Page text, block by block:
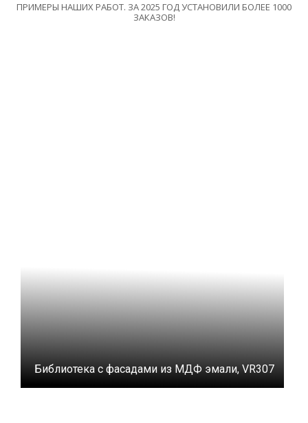
ПРИМЕРЫ НАШИХ РАБОТ. ЗА 2025 ГОД УСТАНОВИЛИ БОЛЕЕ 1000
ЗАКАЗОВ!
Библиотека с фасадами из МДФ эмали, VR307